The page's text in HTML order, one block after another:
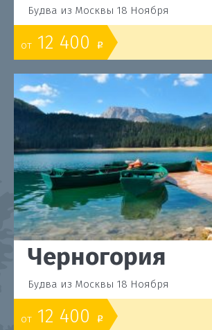
Будва из Москвы 18 Ноября
от 12 400 o
Черногория
Будва из Москвы 18 Ноября
от 12 400 o